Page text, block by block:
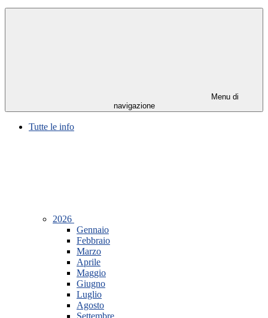
Menu di
navigazione
Tutte le info
2026
Gennaio
Febbraio
Marzo
Aprile
Maggio
Giugno
Luglio
Agosto